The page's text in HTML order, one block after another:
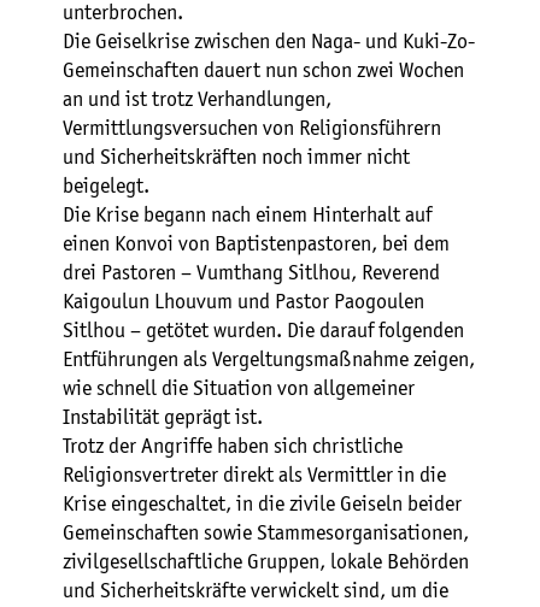
unterbrochen.
Die Geiselkrise zwischen den Naga- und Kuki-Zo-
Gemeinschaften dauert nun schon zwei Wochen
an und ist trotz Verhandlungen,
Vermittlungsversuchen von Religionsführern
und Sicherheitskräften noch immer nicht
beigelegt.
Die Krise begann nach einem Hinterhalt auf
einen Konvoi von Baptistenpastoren, bei dem
drei Pastoren – Vumthang Sitlhou, Reverend
Kaigoulun Lhouvum und Pastor Paogoulen
Sitlhou – getötet wurden. Die darauf folgenden
Entführungen als Vergeltungsmaßnahme zeigen,
wie schnell die Situation von allgemeiner
Instabilität geprägt ist.
Trotz der Angriffe haben sich christliche
Religionsvertreter direkt als Vermittler in die
Krise eingeschaltet, in die zivile Geiseln beider
Gemeinschaften sowie Stammesorganisationen,
zivilgesellschaftliche Gruppen, lokale Behörden
und Sicherheitskräfte verwickelt sind, um die